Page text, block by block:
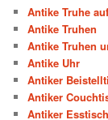
Antike Truhe
Antike Truhen
Antike Truhen
Antike Uhr
Antiker
Antiker
Antiker Esstisch